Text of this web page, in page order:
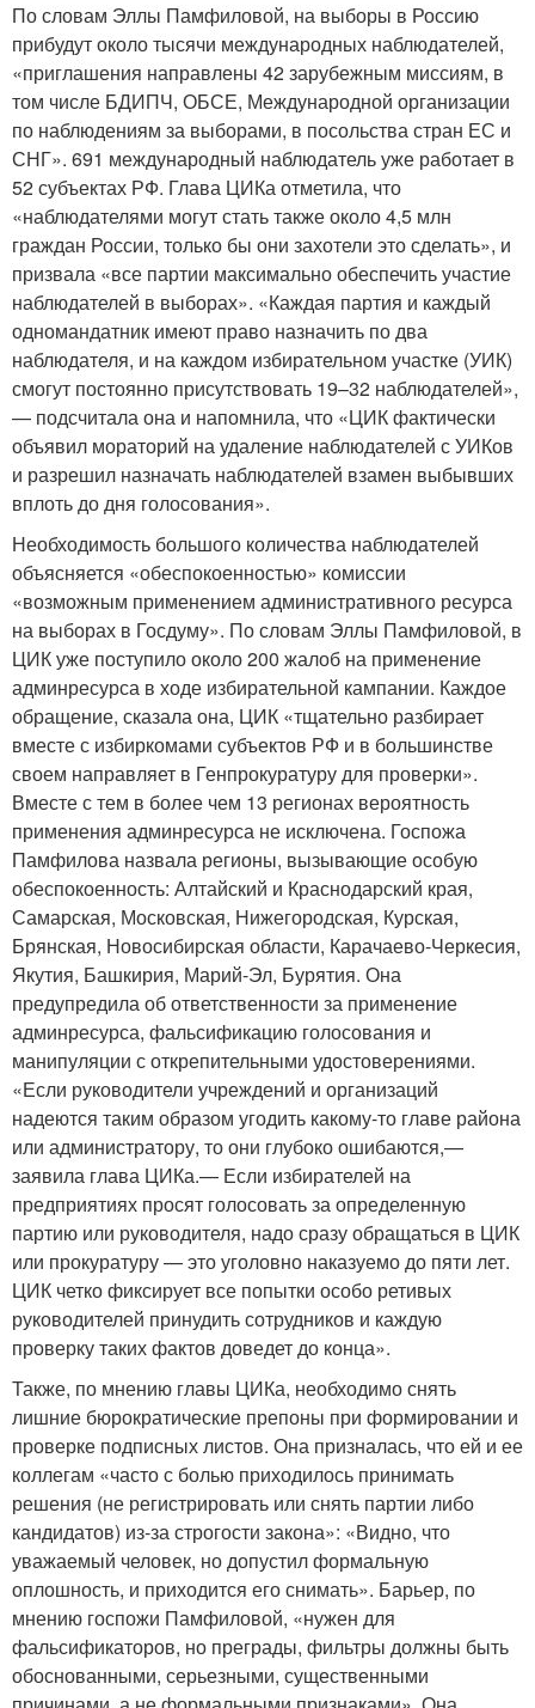
По словам Эллы Памфиловой, на выборы в Россию
прибудут около тысячи международных наблюдателей,
«приглашения направлены 42 зарубежным миссиям, в
том числе БДИПЧ, ОБСЕ, Международной организации
по наблюдениям за выборами, в посольства стран ЕС и
СНГ». 691 международный наблюдатель уже работает в
52 субъектах РФ. Глава ЦИКа отметила, что
«наблюдателями могут стать также около 4,5 млн
граждан России, только бы они захотели это сделать», и
призвала «все партии максимально обеспечить участие
наблюдателей в выборах». «Каждая партия и каждый
одномандатник имеют право назначить по два
наблюдателя, и на каждом избирательном участке (УИК)
смогут постоянно присутствовать 19–32 наблюдателей»,
— подсчитала она и напомнила, что «ЦИК фактически
объявил мораторий на удаление наблюдателей с УИКов
и разрешил назначать наблюдателей взамен выбывших
вплоть до дня голосования».
Необходимость большого количества наблюдателей
объясняется «обеспокоенностью» комиссии
«возможным применением административного ресурса
на выборах в Госдуму». По словам Эллы Памфиловой, в
ЦИК уже поступило около 200 жалоб на применение
админресурса в ходе избирательной кампании. Каждое
обращение, сказала она, ЦИК «тщательно разбирает
вместе с избиркомами субъектов РФ и в большинстве
своем направляет в Генпрокуратуру для проверки».
Вместе с тем в более чем 13 регионах вероятность
применения админресурса не исключена. Госпожа
Памфилова назвала регионы, вызывающие особую
обеспокоенность: Алтайский и Краснодарский края,
Самарская, Московская, Нижегородская, Курская,
Брянская, Новосибирская области, Карачаево-Черкесия,
Якутия, Башкирия, Марий-Эл, Бурятия. Она
предупредила об ответственности за применение
админресурса, фальсификацию голосования и
манипуляции с открепительными удостоверениями.
«Если руководители учреждений и организаций
надеются таким образом угодить какому-то главе района
или администратору, то они глубоко ошибаются,—
заявила глава ЦИКа.— Если избирателей на
предприятиях просят голосовать за определенную
партию или руководителя, надо сразу обращаться в ЦИК
или прокуратуру — это уголовно наказуемо до пяти лет.
ЦИК четко фиксирует все попытки особо ретивых
руководителей принудить сотрудников и каждую
проверку таких фактов доведет до конца».
Также, по мнению главы ЦИКа, необходимо снять
лишние бюрократические препоны при формировании и
проверке подписных листов. Она призналась, что ей и ее
коллегам «часто с болью приходилось принимать
решения (не регистрировать или снять партии либо
кандидатов) из-за строгости закона»: «Видно, что
уважаемый человек, но допустил формальную
оплошность, и приходится его снимать». Барьер, по
мнению госпожи Памфиловой, «нужен для
фальсификаторов, но преграды, фильтры должны быть
обоснованными, серьезными, существенными